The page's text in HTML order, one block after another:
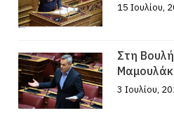
15 Ιουλίου,
Στη
3 Ιουλίου,